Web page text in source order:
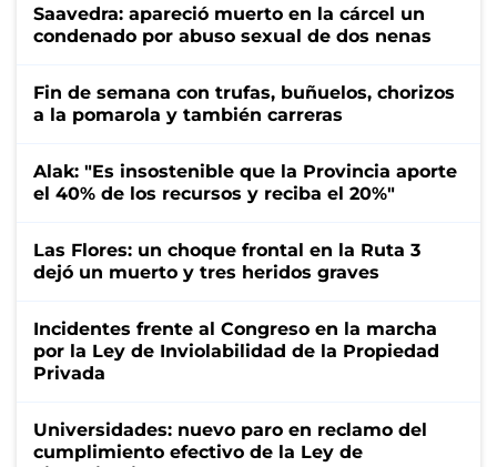
Saavedra: apareció muerto en la cárcel un
condenado por abuso sexual de dos nenas
Fin de semana con trufas, buñuelos, chorizos
a la pomarola y también carreras
Alak: "Es insostenible que la Provincia aporte
el 40% de los recursos y reciba el 20%"
Las Flores: un choque frontal en la Ruta 3
dejó un muerto y tres heridos graves
Incidentes frente al Congreso en la marcha
por la Ley de Inviolabilidad de la Propiedad
Privada
Universidades: nuevo paro en reclamo del
cumplimiento efectivo de la Ley de